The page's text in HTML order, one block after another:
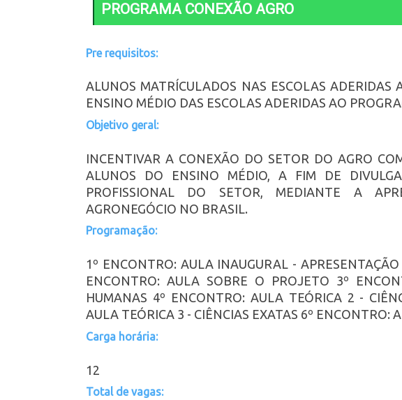
PROGRAMA CONEXÃO AGRO
Pre requisitos:
ALUNOS MATRÍCULADOS NAS ESCOLAS
ENSINO MÉDIO DAS ESCOLAS ADERIDAS AO
Objetivo geral:
INCENTIVAR A CONEXÃO DO SETOR DO AGRO
ALUNOS DO ENSINO MÉDIO, A FIM DE
PROFISSIONAL DO SETOR, MEDIANTE A
AGRONEGÓCIO NO BRASIL.
Programação:
1º ENCONTRO: AULA INAUGURAL -
ENCONTRO: AULA SOBRE O PROJETO 3º
HUMANAS 4º ENCONTRO: AULA TEÓRICA 2 -
AULA TEÓRICA 3 - CIÊNCIAS EXATAS 6º ENCONTRO:
Carga horária:
12
Total de vagas: